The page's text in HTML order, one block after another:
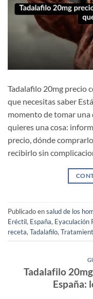
Tadalafilo 20mg precio
que necesitas saber
momento de tomar una
quieres una cosa:
precio, dónde
recibirlo sin
Publicado ensalud de los
Eréctil, España, Eyaculación
receta, Tadalafilo,
Tadalafilo
España: